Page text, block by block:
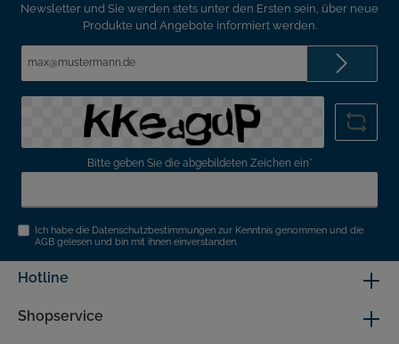
Newsletter und Sie werden stets unter den Ersten sein, über neue
Produkte und Angebote informiert werden.
Bitte geben Sie die abgebildeten Zeichen ein*
Ich habe die Datenschutzbestimmungen zur Kenntnis genommen und die
AGB gelesen und bin mit ihnen einverstanden.
Hotline
Shopservice